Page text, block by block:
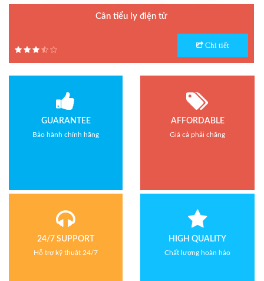
Cân tiểu ly điện tử
Hãng sản xuất : Jadever
Chi tiết
GUARANTEE
Bảo hành chính hãng
AFFORDABLE
Giá cả phải chăng
24/7 SUPPORT
Hỗ trợ kỹ thuật 24/7
HIGH QUALITY
Chất lượng hoàn hảo